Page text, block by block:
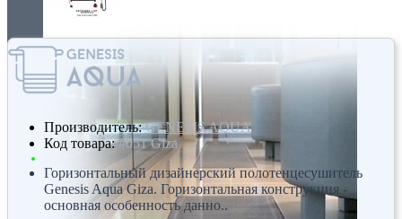
Производитель:GENESIS AQUA
Код товара:#051 Giza
Горизонтальный дизайнерский полотенцесушитель
Genesis Aqua Giza. Горизонтальная конструкция -
основная особенность данно..